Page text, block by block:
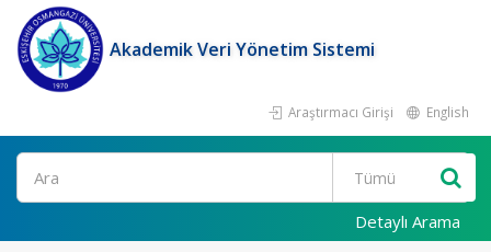
Akademik Veri Yönetim Sistemi
Araştırmacı Girişi English
Ara
Detaylı Arama